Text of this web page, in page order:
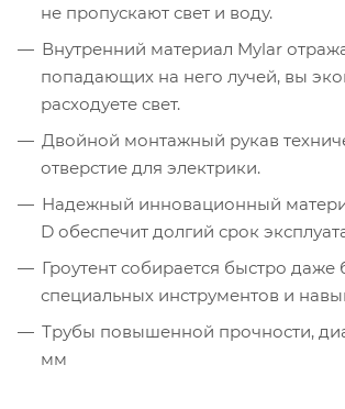
не пропускают свет и воду.
Внутренний материал Mylar
попадающих на него лучей, вы
расходуете свет.
Двойной монтажный рукав
отверстие для электрики.
Надежный инновационный
D обеспечит долгий срок
Гроутент собирается быстро даже
специальных инструментов и
Трубы повышенной прочности,
мм